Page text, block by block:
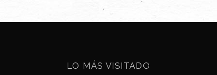
LO MÁS VISITADO